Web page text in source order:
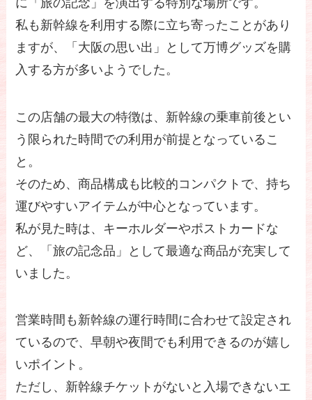
私も新幹線を利用する際に立ち寄ったことがあり
ますが、「大阪の思い出」として万博グッズを購
入する方が多いようでした。
この店舗の最大の特徴は、新幹線の乗車前後とい
う限られた時間での利用が前提となっているこ
と。
そのため、商品構成も比較的コンパクトで、持ち
運びやすいアイテムが中心となっています。
私が見た時は、キーホルダーやポストカードな
ど、「旅の記念品」として最適な商品が充実して
いました。
営業時間も新幹線の運行時間に合わせて設定され
ているので、早朝や夜間でも利用できるのが嬉し
いポイント。
ただし、新幹線チケットがないと入場できないエ